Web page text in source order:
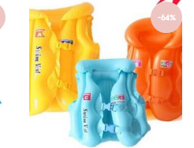
היה:
₪69.90.
הוא:
₪39.90.
-64%